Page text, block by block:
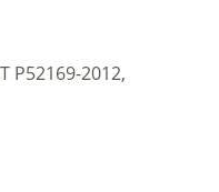
Р52169-2012,